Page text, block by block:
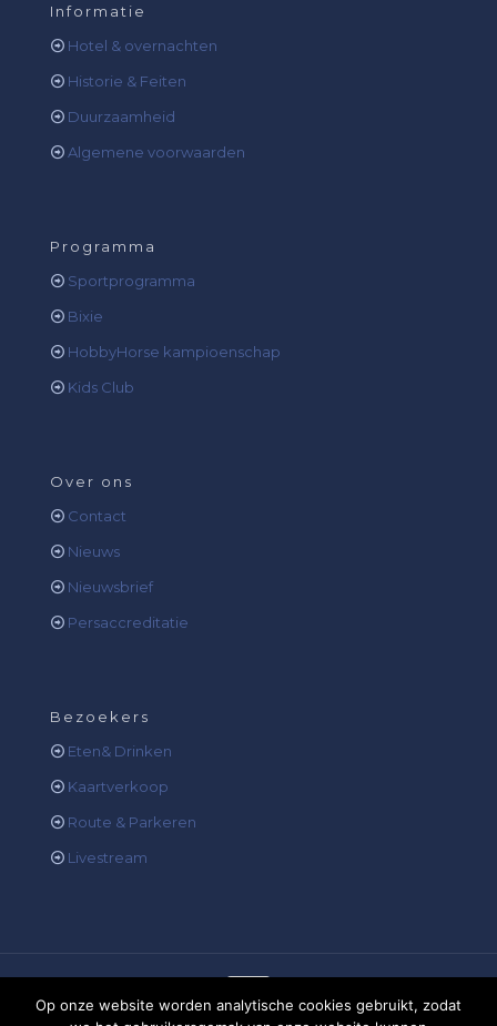
Informatie
Hotel & overnachten
Historie & Feiten
Duurzaamheid
Algemene voorwaarden
Programma
Sportprogramma
Bixie
HobbyHorse kampioenschap
Kids Club
Over ons
Contact
Nieuws
Nieuwsbrief
Persaccreditatie
Bezoekers
Eten& Drinken
Kaartverkoop
Route & Parkeren
Livestream
Op onze website worden analytische cookies gebruikt, zodat